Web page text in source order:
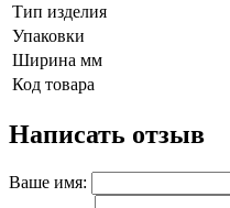
Тип изделия
Упаковки
Ширина мм
Код товара
Написать отзыв
Ваше имя: